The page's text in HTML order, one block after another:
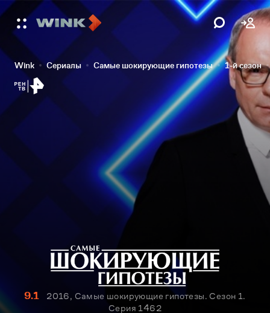
Wink Сериалы Самые шокирующие гипотезы 1-й сезон
9.1
2016, Самые шокирующие гипотезы. Сезон 1.
Серия 1462